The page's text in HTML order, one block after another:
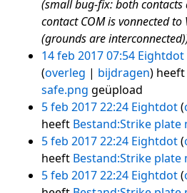
(small bug-fix: both contacts
contact COM is vonnected to
(grounds are
14 feb 2017 07:54 Eightdot
overleg
bijdragen heeft
safe.png geüpload
5 feb 2017 22:24 Eightdot
heeft Bestand:Strike plate
5 feb 2017 22:24 Eightdot
heeft Bestand:Strike plate
5 feb 2017 22:24 Eightdot